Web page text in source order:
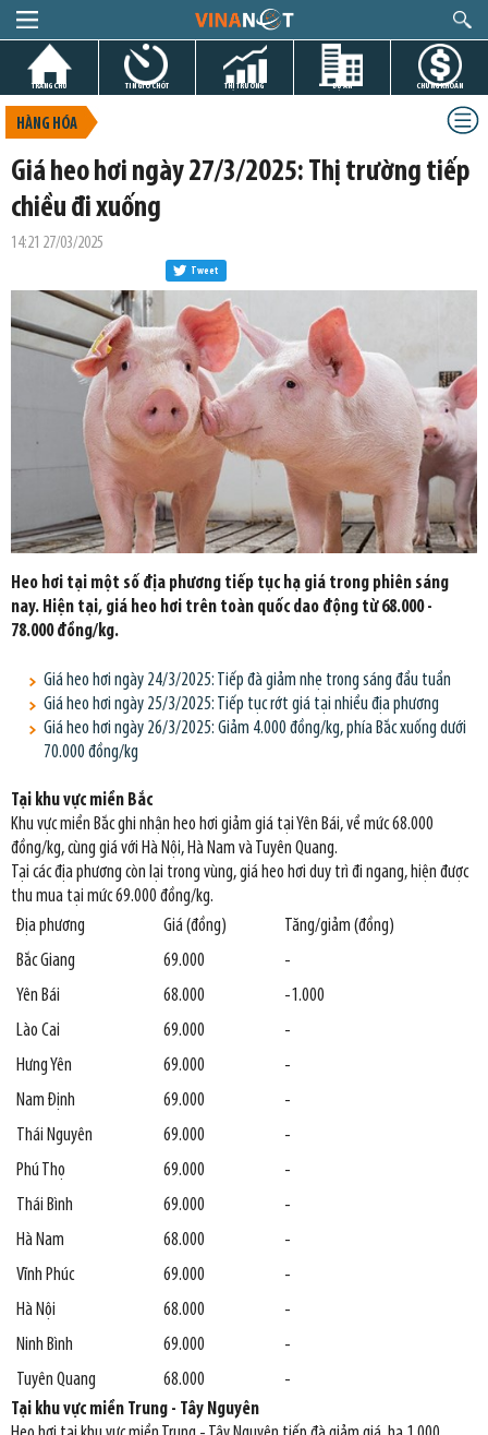
TRANG CHỦ TIN GIỜ CHÓT THỊ TRƯỜNG DỰ ÁN CHỨNG KHOÁN
HÀNG HÓA
Giá heo hơi ngày 27/3/2025: Thị trường tiếp
chiều đi xuống
14:21 27/03/2025
Tweet
Heo hơi tại một số địa phương tiếp tục hạ giá trong phiên sáng
nay. Hiện tại, giá heo hơi trên toàn quốc dao động từ 68.000 -
78.000 đồng/kg.
Giá heo hơi ngày 24/3/2025: Tiếp đà giảm nhẹ trong sáng đầu tuần
Giá heo hơi ngày 25/3/2025: Tiếp tục rớt giá tại nhiều địa phương
Giá heo hơi ngày 26/3/2025: Giảm 4.000 đồng/kg, phía Bắc xuống dưới
70.000 đồng/kg
Tại khu vực miền Bắc
Khu vực miền Bắc ghi nhận heo hơi giảm giá tại Yên Bái, về mức 68.000
đồng/kg, cùng giá với Hà Nội, Hà Nam và Tuyên Quang.
Tại các địa phương còn lại trong vùng, giá heo hơi duy trì đi ngang, hiện được
thu mua tại mức 69.000 đồng/kg.
Địa phương
Giá (đồng)
Tăng/giảm (đồng)
Bắc Giang
69.000
-
Yên Bái
68.000
-1.000
Lào Cai
69.000
-
Hưng Yên
69.000
-
Nam Định
69.000
-
Thái Nguyên
69.000
-
Phú Thọ
69.000
-
Thái Bình
69.000
-
Hà Nam
68.000
-
Vĩnh Phúc
69.000
-
Hà Nội
68.000
-
Ninh Bình
69.000
-
Tuyên Quang
68.000
-
Tại khu vực miền Trung - Tây Nguyên